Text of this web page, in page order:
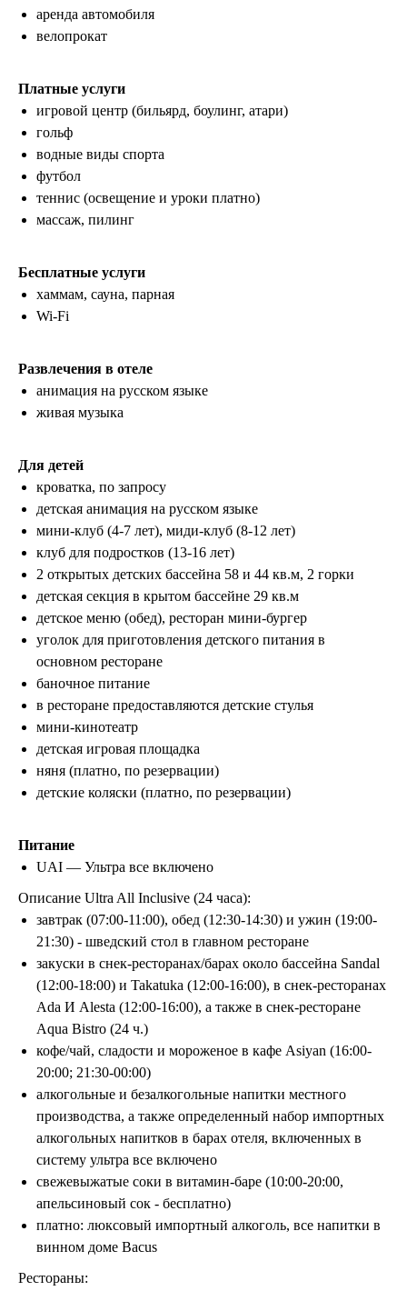
аренда автомобиля
велопрокат
Платные услуги
игровой центр (бильярд, боулинг, атари)
гольф
водные виды спорта
футбол
теннис (освещение и уроки платно)
массаж, пилинг
Бесплатные услуги
хаммам, сауна, парная
Wi-Fi
Развлечения в отеле
анимация на русском языке
живая музыка
Для детей
кроватка, по запросу
детская анимация на русском языке
мини-клуб (4-7 лет), миди-клуб (8-12 лет)
клуб для подростков (13-16 лет)
2 открытых детских бассейна 58 и 44 кв.м, 2 горки
детская секция в крытом бассейне 29 кв.м
детское меню (обед), ресторан мини-бургер
уголок для приготовления детского питания в
основном ресторане
баночное питание
в ресторане предоставляются детские стулья
мини-кинотеатр
детская игровая площадка
няня (платно, по резервации)
детские коляски (платно, по резервации)
Питание
UAI — Ультра все включено
Описание Ultra All Inclusive (24 часа):
завтрак (07:00-11:00), обед (12:30-14:30) и ужин (19:00-
21:30) - шведский стол в главном ресторане
закуски в снек-ресторанах/барах около бассейна Sandal
(12:00-18:00) и Takatuka (12:00-16:00), в снек-ресторанах
Ada И Alesta (12:00-16:00), а также в снек-ресторане
Aqua Bistro (24 ч.)
кофе/чай, сладости и мороженое в кафе Asiyan (16:00-
20:00; 21:30-00:00)
алкогольные и безалкогольные напитки местного
производства, а также определенный набор импортных
алкогольных напитков в барах отеля, включенных в
систему ультра все включено
свежевыжатые соки в витамин-баре (10:00-20:00,
апельсиновый сок - бесплатно)
платно: люксовый импортный алкоголь, все напитки в
винном доме ​Bacus
Рестораны: